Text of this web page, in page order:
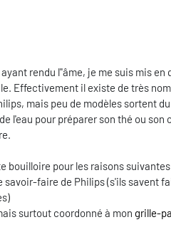
rendu l''âme, je me suis mis
Effectivement il existe de très
mais peu de modèles sortent
l'eau pour préparer son thé ou
bouilloire pour les raisons
faire de Philips (s'ils savent
surtout coordonné à mon grille-